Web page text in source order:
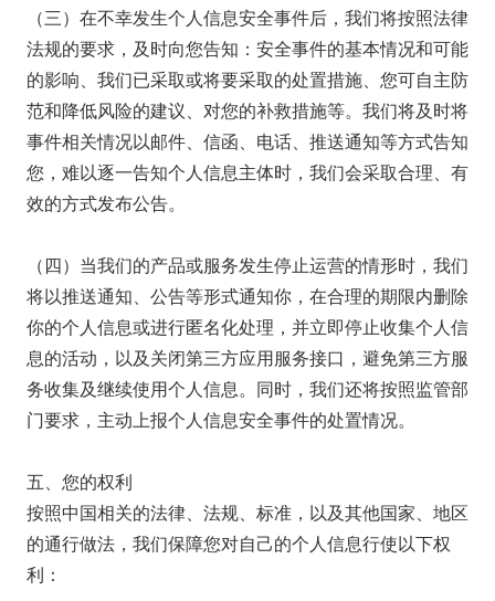
（三）在不幸发生个人信息安全事件后，我们将按照法律
法规的要求，及时向您告知：安全事件的基本情况和可能
的影响、我们已采取或将要采取的处置措施、您可自主防
范和降低风险的建议、对您的补救措施等。我们将及时将
事件相关情况以邮件、信函、电话、推送通知等方式告知
您，难以逐一告知个人信息主体时，我们会采取合理、有
效的方式发布公告。
（四）当我们的产品或服务发生停止运营的情形时，我们
将以推送通知、公告等形式通知你，在合理的期限内删除
你的个人信息或进行匿名化处理，并立即停止收集个人信
息的活动，以及关闭第三方应用服务接口，避免第三方服
务收集及继续使用个人信息。同时，我们还将按照监管部
门要求，主动上报个人信息安全事件的处置情况。
五、您的权利
按照中国相关的法律、法规、标准，以及其他国家、地区
的通行做法，我们保障您对自己的个人信息行使以下权
利：